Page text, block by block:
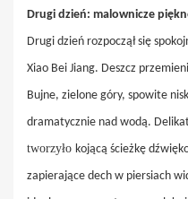
Drugi dzień: malownicze
Drugi dzień rozpoczął się
Xiao Bei Jiang. Deszcz
Bujne, zielone góry, spowite
dramatycznie nad wodą.
tworzyło kojącą ścieżkę
zapierające dech w piersiach